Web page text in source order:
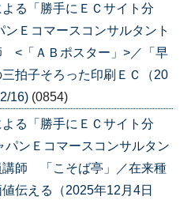
よる「勝手にＥＣサイト分
Ｅコマースコンサルタント
「ＡＢポスター」>／「早
拍子そろった印刷ＥＣ（20
16) (0854)
よる「勝手にＥＣサイト分
ンＥコマースコンサルタン
師 「こそば亭」／在来種
伝える（2025年12月4日